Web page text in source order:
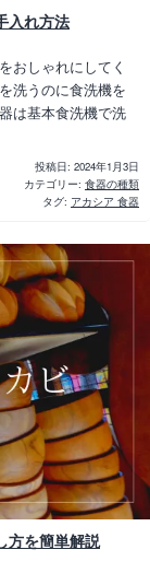
入れ方法
おしゃれにしてく
洗うのに食洗機を
は基本食洗機で洗
投稿日: 2024年1月3日
カテゴリー: 食器の種類
タグ: アカシア 食器
方を簡単解説